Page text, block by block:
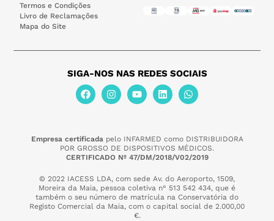
Termos e Condições
Livro de Reclamações
Mapa do Site
SIGA-NOS NAS REDES SOCIAIS
Empresa certificadapelo INFARMED como DISTRIBUIDORA
POR GROSSO DE DISPOSITIVOS MÉDICOS.
CERTIFICADO Nº 47/DM/2018/V02/2019
© 2022 IACESS LDA, com sede Av. do Aeroporto, 1509,
Moreira da Maia, pessoa coletiva n° 513 542 434, que é
também o seu número de matrícula na Conservatória do
Registo Comercial da Maia, com o capital social de 2.000,00
€.